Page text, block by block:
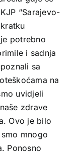
“Sarajevo-
potrebno
i sadnja
sa
na
uvidjeli
zdrave
Ovo je bilo
mnogo
Ponosno